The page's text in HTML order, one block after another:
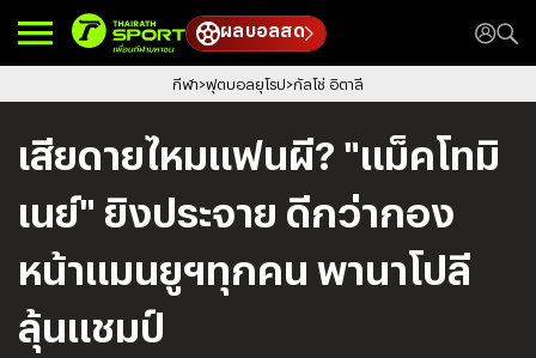
ผลบอลสด
กีฬา ฟุตบอลยุโรป กัลโช่ อิตาลี
เสียดายไหมแฟนผี? "แม็คโทมิ
เนย์" ยิงประจาย ดีกว่ากอง
หน้าแมนยูฯทุกคน พานาโปลี
ลุ้นแชมป์